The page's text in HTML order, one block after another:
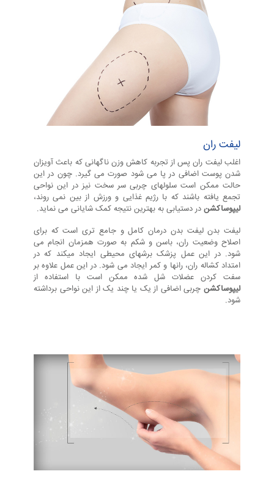
م
لیفت ران
اغلب لیفت ران پس از تجربه کاهش وزن ناگهانی که باعث آویزان
شدن پوست اضافی در پا می شود صورت می گیرد. چون در این
حالت ممکن است سلولهای چربی سر سخت نیز در این نواحی
تجمع یافته باشند که با رژیم غذایی و ورزش از بین نمی روند،
لیپوساکشن در دستیابی به بهترین نتیجه کمک شایانی می نماید.
لیفت بدن لیفت بدن درمان کامل و جامع تری است که برای
اصلاح وضعیت ران، باسن و شکم به صورت همزمان انجام می
شود. در این عمل پزشک برشهای محیطی ایجاد میکند که در
امتداد کشاله ران، رانها و کمر ایجاد می شود. در این عمل علاوه بر
سفت کردن عضلات شل شده ممکن است با استفاده از
لیپوساکشن چربی اضافی از یک یا چند یک از این نواحی برداشته
شود.